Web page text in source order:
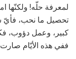
لمعرفة حلّه! ولكنّها
تحصيل ما نحب، فأيّ
كبير، وعمل دؤوب،
ففي هذه الأيّام صارت